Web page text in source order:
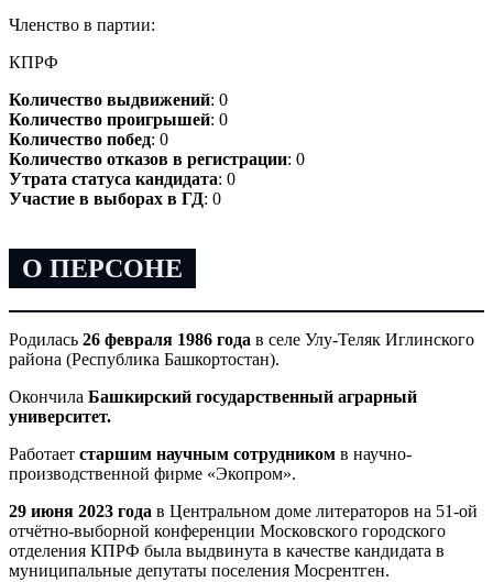
Членство в партии:
КПРФ
Количество выдвижений: 0
Количество проигрышей: 0
Количество побед: 0
Количество отказов в регистрации: 0
Утрата статуса кандидата: 0
Участие в выборах в ГД: 0
О ПЕРСОНЕ
Родилась 26 февраля 1986 года в селе Улу-Теляк Иглинского
района (Республика Башкортостан).
Окончила Башкирский государственный аграрный
университет.
Работает старшим научным сотрудником в научно-
производственной фирме «Экопром».
29 июня 2023 года в Центральном доме литераторов на 51-ой
отчётно-выборной конференции Московского городского
отделения КПРФ была выдвинута в качестве кандидата в
муниципальные депутаты поселения Мосрентген.